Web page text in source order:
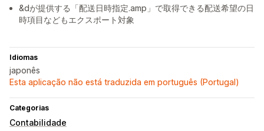
&dが提供する「配送日時指定.amp」で取得できる配送希望の日
時項目などもエクスポート対象
Idiomas
japonês
Esta aplicação não está traduzida em português (Portugal)
Categorias
Contabilidade